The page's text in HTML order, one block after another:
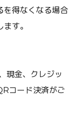
を得なくなる場合
す。
現金、クレジッ
コード決済がご